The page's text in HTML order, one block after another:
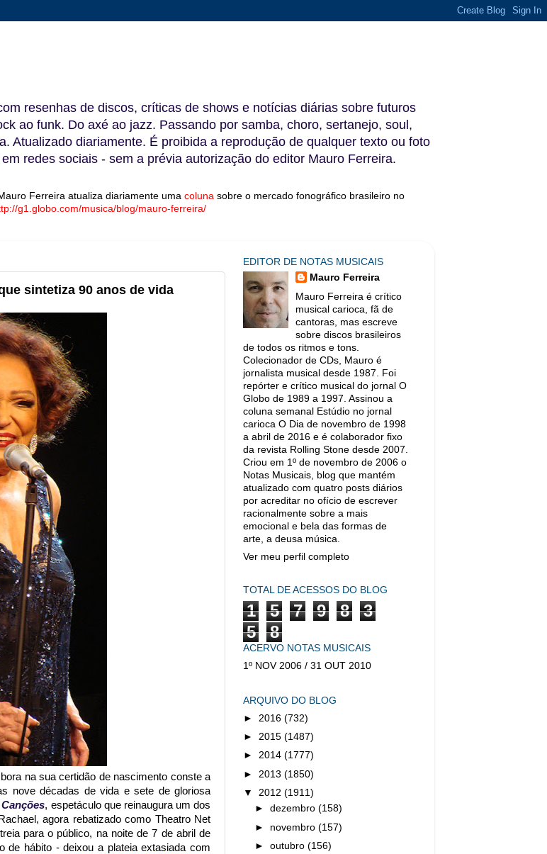
resenhas de discos, críticas de shows e notícias diárias sobre futuros
ao funk. Do axé ao jazz. Passando por samba, choro, sertanejo, soul,
Atualizado diariamente. É proibida a reprodução de qualquer texto ou foto
redes sociais - sem a prévia autorização do editor Mauro Ferreira.
Ferreira atualiza diariamente uma coluna sobre o mercado fonográfico brasileiro no
g1.globo.com/musica/blog/mauro-ferreira/
sintetiza 90 anos de vida
na sua certidão de nascimento conste a
nove décadas de vida e sete de gloriosa
, espetáculo que reinaugura um dos
agora rebatizado como Theatro Net
para o público, na noite de 7 de abril de
de hábito - deixou a plateia extasiada com
EDITOR DE NOTAS MUSICAIS
Mauro Ferreira
Mauro Ferreira é crítico
musical carioca, fã de
cantoras, mas escreve
sobre discos brasileiros
de todos os ritmos e tons.
Colecionador de CDs, Mauro é
jornalista musical desde 1987. Foi
repórter e crítico musical do jornal O
Globo de 1989 a 1997. Assinou a
coluna semanal Estúdio no jornal
carioca O Dia de novembro de 1998
a abril de 2016 e é colaborador fixo
da revista Rolling Stone desde 2007.
Criou em 1º de novembro de 2006 o
Notas Musicais, blog que mantém
atualizado com quatro posts diários
por acreditar no ofício de escrever
racionalmente sobre a mais
emocional e bela das formas de
arte, a deusa música.
Ver meu perfil completo
TOTAL DE ACESSOS DO BLOG
1 5 7 9 8
3
5
8
ACERVO NOTAS MUSICAIS
1º NOV 2006 / 31 OUT 2010
ARQUIVO DO BLOG
► 2016 (732)
► 2015 (1487)
► 2014 (1777)
► 2013 (1850)
▼ 2012 (1911)
►dezembro(158)
► novembro(157)
►outubro(156)